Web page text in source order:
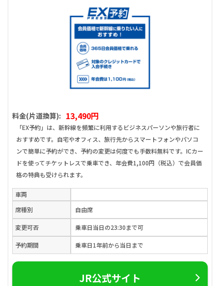
料金(片道換算): 13,490円
「EX予約」は、新幹線を頻繁に利用するビジネスパーソンや旅行者に
おすすめです。自宅やオフィス、旅行先からスマートフォンやパソコ
ンで簡単に予約ができ、予約の変更は何度でも手数料無料です。ICカー
ドを使ってチケットレスで乗車でき、年会費1,100円（税込）で会員価
格の特典も受けられます。
車両
席種別
自由席
変更可否 乗車日当日の23:30まで可
予約期間 乗車日1年前から当日まで
JR公式サイト